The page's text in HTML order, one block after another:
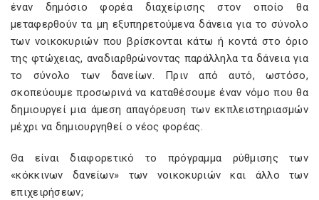
έναν δημόσιο φορέα διαχείρισης στον οποίο θα
μεταφερθούν τα μη εξυπηρετούμενα δάνεια για το σύνολο
των νοικοκυριών που βρίσκονται κάτω ή κοντά στο όριο
της φτώχειας, αναδιαρθρώνοντας παράλληλα τα δάνεια για
το σύνολο των δανείων. Πριν από αυτό, ωστόσο,
σκοπεύουμε προσωρινά να καταθέσουμε έναν νόμο που θα
δημιουργεί μια άμεση απαγόρευση των εκπλειστηριασμών
μέχρι να δημιουργηθεί ο νέος φορέας.
Θα είναι διαφορετικό το πρόγραμμα ρύθμισης των
«κόκκινων δανείων» των νοικοκυριών και άλλο των
επιχειρήσεων;